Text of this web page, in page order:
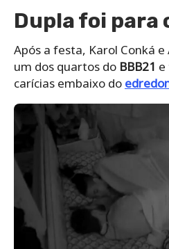
Dupla foi para
Após a festa, Karol Conká
um dos quartos do BBB21 e
carícias embaixo do